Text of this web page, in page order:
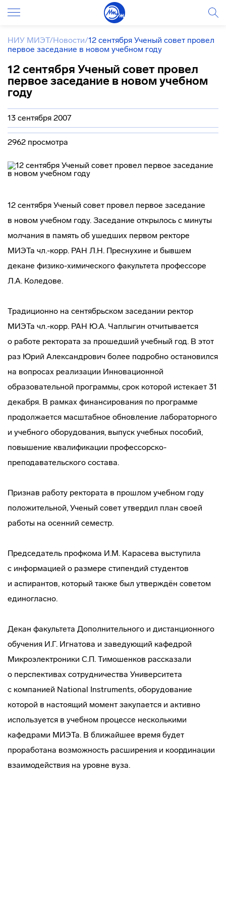
НИУ МИЭТ/Новости/12 сентября Ученый совет провел
первое заседание в новом учебном году
12 сентября Ученый совет провел
первое заседание в новом учебном
году
13 сентября 2007
2962 просмотра
12 сентября Ученый совет провел первое заседание
в новом учебном году. Заседание открылось с минуты
молчания в память об ушедших первом ректоре
МИЭТа чл.-корр. РАН Л.Н. Преснухине и бывшем
декане физико-химического факультета профессоре
Л.А. Коледове.
Традиционно на сентябрьском заседании ректор
МИЭТа чл.-корр. РАН Ю.А. Чаплыгин отчитывается
о работе ректората за прошедший учебный год. В этот
раз Юрий Александрович более подробно остановился
на вопросах реализации Инновационной
образовательной программы, срок которой истекает 31
декабря. В рамках финансирования по программе
продолжается масштабное обновление лабораторного
и учебного оборудования, выпуск учебных пособий,
повышение квалификации профессорско-
преподавательского состава.
Признав работу ректората в прошлом учебном году
положительной, Ученый совет утвердил план своей
работы на осенний семестр.
Председатель профкома И.М. Карасева выступила
с информацией о размере стипендий студентов
и аспирантов, который также был утверждён советом
единогласно.
Декан факультета Дополнительного и дистанционного
обучения И.Г. Игнатова и заведующий кафедрой
Микроэлектроники С.П. Тимошенков рассказали
о перспективах сотрудничества Университета
с компанией National Instruments, оборудование
которой в настоящий момент закупается и активно
используется в учебном процессе несколькими
кафедрами МИЭТа. В ближайшее время будет
проработана возможность расширения и координации
взаимодействия на уровне вуза.